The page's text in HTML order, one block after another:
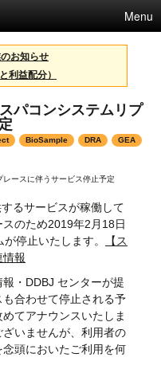
Menu
お知らせ
利益配分）
パコンシステムリプ
BioSample DRA
GEA
ースに伴うサービス停止予定
るサービスが稼働して
のため2019年2月18日
停止いたします。
【ス
情報
・DDBJ センターが提
合わせて停止される予
てアナウンスいたしま
いませんが、利用者の
頭においたご利用を何